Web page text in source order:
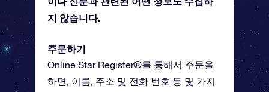
지 않습니다.
주문하기
Online Star Register®를 통해서 주문을
하면, 이름, 주소 및 전화 번호 등 몇 가지